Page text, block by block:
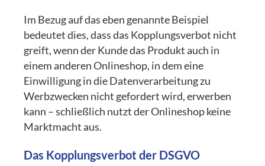
Im Bezug auf das eben genannte Beispiel
bedeutet dies, dass das Kopplungsverbot nicht
greift, wenn der Kunde das Produkt auch in
einem anderen Onlineshop, in dem eine
Einwilligung in die Datenverarbeitung zu
Werbzwecken nicht gefordert wird, erwerben
kann – schließlich nutzt der Onlineshop keine
Marktmacht aus.
Das Kopplungsverbot der DSGVO